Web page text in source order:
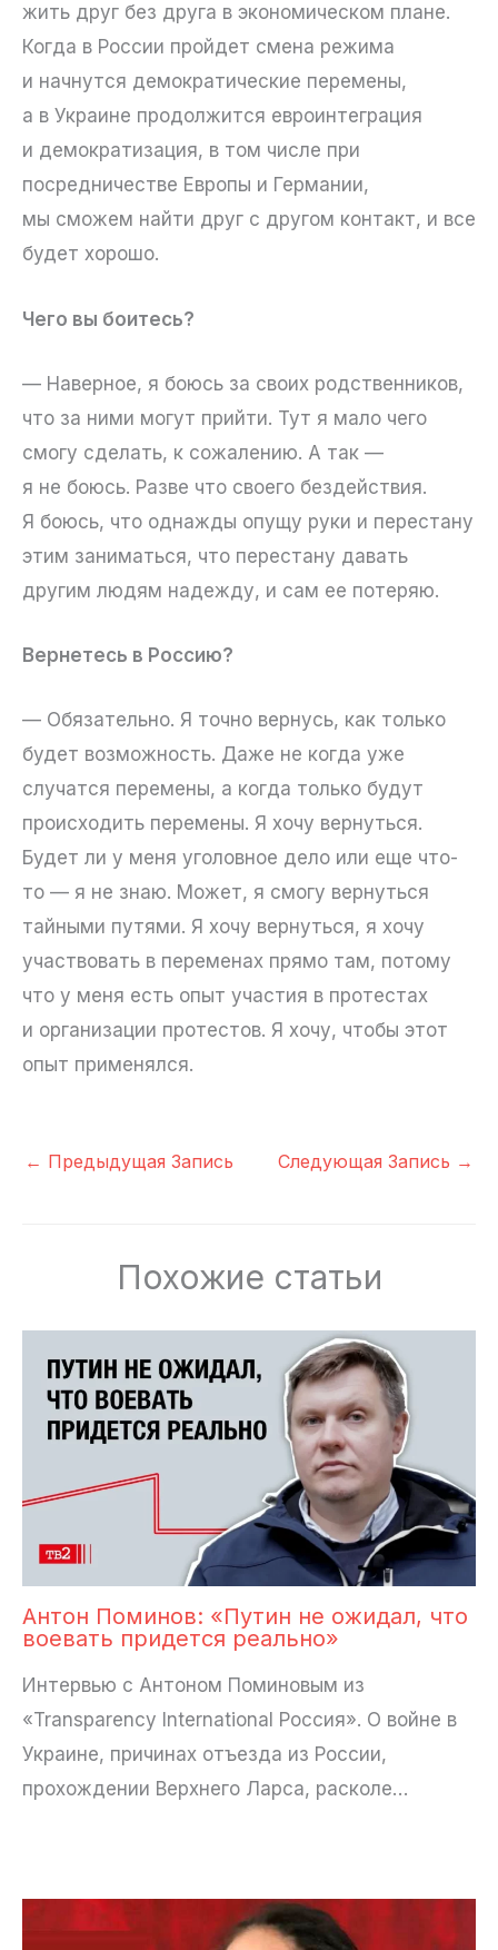
жить друг без друга в экономическом плане.
Когда в России пройдет смена режима
и начнутся демократические перемены,
а в Украине продолжится евроинтеграция
и демократизация, в том числе при
посредничестве Европы и Германии,
мы сможем найти друг с другом контакт, и все
будет хорошо.
Чего вы боитесь?
— Наверное, я боюсь за своих родственников,
что за ними могут прийти. Тут я мало чего
смогу сделать, к сожалению. А так —
я не боюсь. Разве что своего бездействия.
Я боюсь, что однажды опущу руки и перестану
этим заниматься, что перестану давать
другим людям надежду, и сам ее потеряю.
Вернетесь в Россию?
— Обязательно. Я точно вернусь, как только
будет возможность. Даже не когда уже
случатся перемены, а когда только будут
происходить перемены. Я хочу вернуться.
Будет ли у меня уголовное дело или еще что-
то — я не знаю. Может, я смогу вернуться
тайными путями. Я хочу вернуться, я хочу
участвовать в переменах прямо там, потому
что у меня есть опыт участия в протестах
и организации протестов. Я хочу, чтобы этот
опыт применялся.
← Предыдущая Запись Следующая Запись →
Похожие статьи
Антон Поминов: «Путин не ожидал, что
воевать придется реально»
Интервью с Антоном Поминовым из
«Transparency International Россия». О войне в
Украине, причинах отъезда из России,
прохождении Верхнего Ларса, расколе…